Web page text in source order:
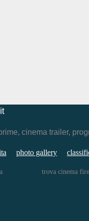
cinema trailer,
photo gallery
trova cinema